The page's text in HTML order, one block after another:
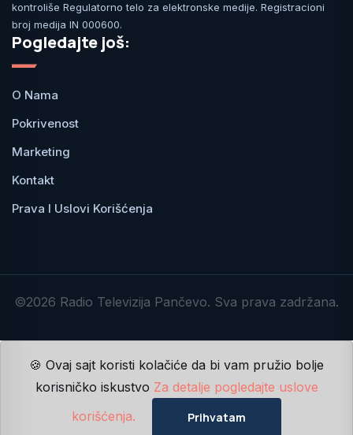
kontroliše Regulatorno telo za elektronske medije. Registracioni
broj medija IN 000600.
Pogledajte još:
O Nama
Pokrivenost
Marketing
Kontakt
Prava I Uslovi Korišćenja
©2026 Radio Televizija Pančevo. Sva prava zadržana.
🍪 Ovaj sajt koristi kolačiće da bi vam pružio bolje
korisničko iskustvo Za detalje pogledajte uslove
korišćenja.
Prihvatam